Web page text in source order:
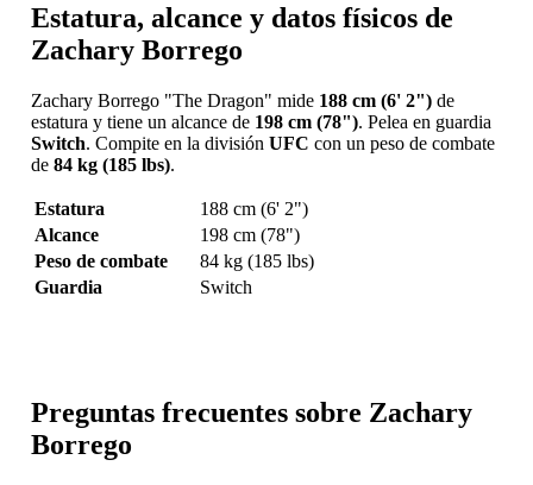
Estatura, alcance y datos físicos de
Zachary Borrego
Zachary Borrego "The Dragon" mide 188 cm (6' 2")de
estatura y tiene un alcance de 198 cm (78"). Pelea en guardia
Switch. Compite en la división UFC con un peso de combate
de 84 kg (185 lbs).
Estatura
188 cm (6' 2")
Alcance
198 cm (78")
Peso de combate
84 kg (185 lbs)
Guardia
Switch
Preguntas frecuentes sobre Zachary
Borrego